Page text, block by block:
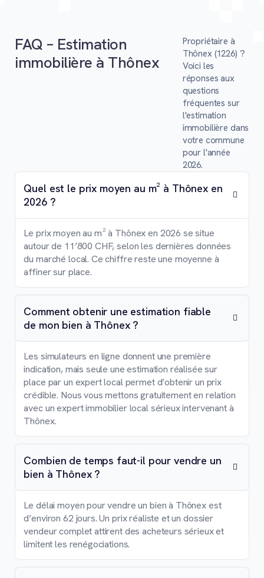
FAQ – Estimation
immobilière à Thônex
Propriétaire à
Thônex (1226) ?
Voici les
réponses aux
questions
fréquentes sur
l'estimation
immobilière dans
votre commune
pour l'année
2026.
Quel est le prix moyen au m² à Thônex en
2026 ?
Le prix moyen au m² à Thônex en 2026 se situe
autour de 11’800 CHF, selon les dernières données
du marché local. Ce chiffre reste une moyenne à
affiner sur place.
Comment obtenir une estimation fiable
de mon bien à Thônex ?
Les simulateurs en ligne donnent une première
indication, mais seule une estimation réalisée sur
place par un expert local permet d’obtenir un prix
crédible. Nous vous mettons gratuitement en relation
avec un expert immobilier local sérieux intervenant à
Thônex.
Combien de temps faut-il pour vendre un
bien à Thônex ?
Le délai moyen pour vendre un bien à Thônex est
d’environ 62 jours. Un prix réaliste et un dossier
vendeur complet attirent des acheteurs sérieux et
limitent les renégociations.